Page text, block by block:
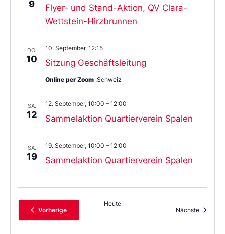
9
Flyer- und Stand-Aktion, QV Clara-
Wettstein-Hirzbrunnen
DO.
10 Sitzung Geschäftsleitung
10. September, 12:15
Online per Zoom ,Schweiz
SA.
12 Sammelaktion Quartierverein Spalen
12. September, 10:00 – 12:00
SA.
19 Sammelaktion Quartierverein Spalen
19. September, 10:00 – 12:00
VorherigeVeranstaltungen
Heute
Nächste